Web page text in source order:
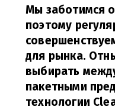
Мы заботимся
поэтому
для рынка.
выбирать
пакетными
технологии